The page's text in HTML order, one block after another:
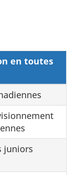
en toutes
juniors